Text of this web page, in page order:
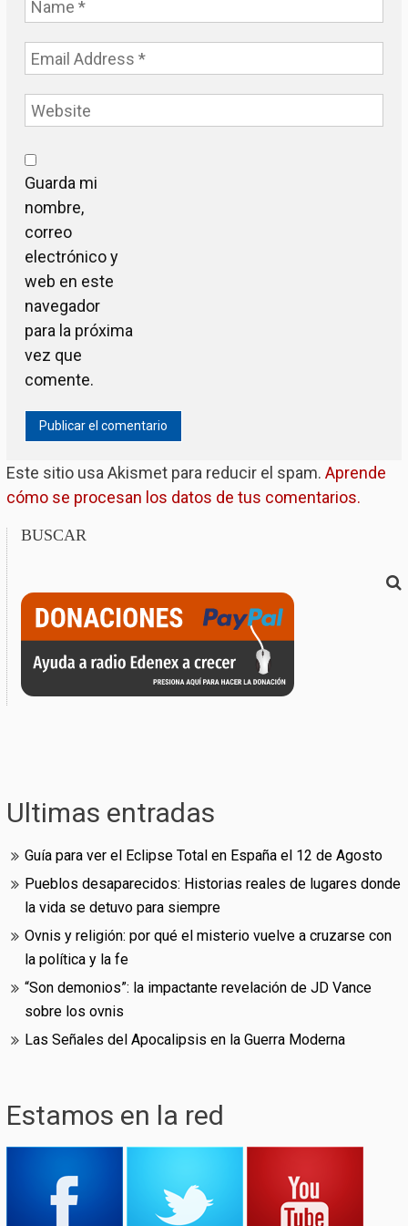
Guarda mi
nombre,
correo
electrónico y
web en este
navegador
para la próxima
vez que
comente.
Este sitio usa Akismet para reducir el spam. Aprende
cómo se procesan los datos de tus comentarios.
BUSCAR
Ultimas entradas
Guía para ver el Eclipse Total en España el 12 de Agosto
Pueblos desaparecidos: Historias reales de lugares donde
la vida se detuvo para siempre
Ovnis y religión: por qué el misterio vuelve a cruzarse con
la política y la fe
“Son demonios”: la impactante revelación de JD Vance
sobre los ovnis
Las Señales del Apocalipsis en la Guerra Moderna
Estamos en la red